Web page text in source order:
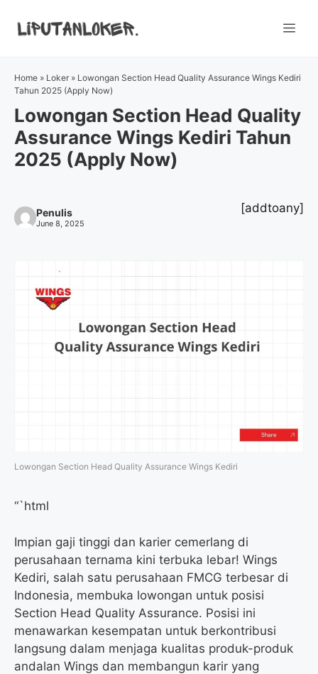
Home » Loker » Lowongan Section Head Quality Assurance Wings Kediri
Tahun 2025 (Apply Now)
Lowongan Section Head Quality
Assurance Wings Kediri Tahun
2025 (Apply Now)
Penulis
June 8, 2025
[addtoany]
Lowongan Section Head Quality Assurance Wings Kediri
“`html
Impian gaji tinggi dan karier cemerlang di
perusahaan ternama kini terbuka lebar! Wings
Kediri, salah satu perusahaan FMCG terbesar di
Indonesia, membuka lowongan untuk posisi
Section Head Quality Assurance. Posisi ini
menawarkan kesempatan untuk berkontribusi
langsung dalam menjaga kualitas produk-produk
andalan Wings dan membangun karir yang